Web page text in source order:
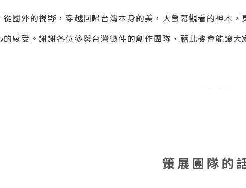
國外的視野，穿越回歸台灣本身的美，大螢幕觀看的神木
感受。謝謝各位參與台灣徵件的創作團隊， 藉此機會能讓大
策展團隊的